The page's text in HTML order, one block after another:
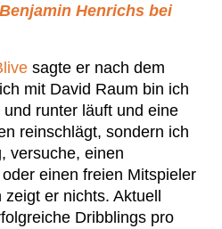
Henrichs bei
sagte er nach dem
mit David Raum bin ich
runter läuft und eine
reinschlägt, sondern ich
versuche, einen
einen freien Mitspieler
er nichts. Aktuell
Dribblings pro